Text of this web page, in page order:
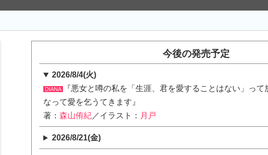
今後の発売予定
2026/8/4(火)
DIANA
『悪女と噂の私を「生涯、君を愛することはない」っ
なって愛を乞うてきます』
著： 森山侑紀 ／イラスト： 月戸
2026/8/21(金)